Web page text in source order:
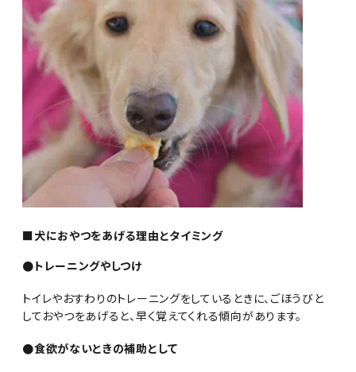
■犬におやつをあげる理由とタイミング
●トレーニングやしつけ
トイレやおすわりのトレーニングをしているときに、ごほうびと
しておやつをあげると、早く覚えてくれる傾向があります。
●食欲がないときの補助として